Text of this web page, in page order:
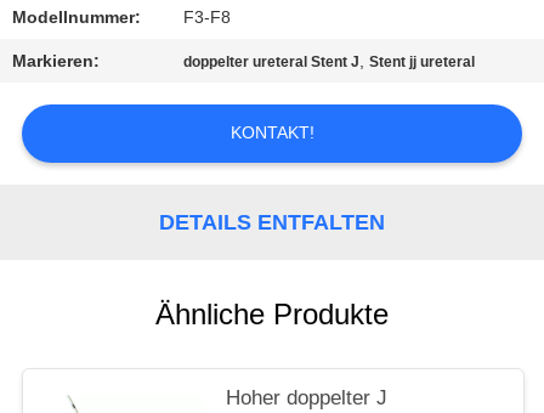
POLICY
Modellnummer: F3-F8
Markieren: doppelter ureteral Stent J,Stent jj ureteral
KONTAKT!
DETAILS ENTFALTEN
Ähnliche Produkte
Hoher doppelter J